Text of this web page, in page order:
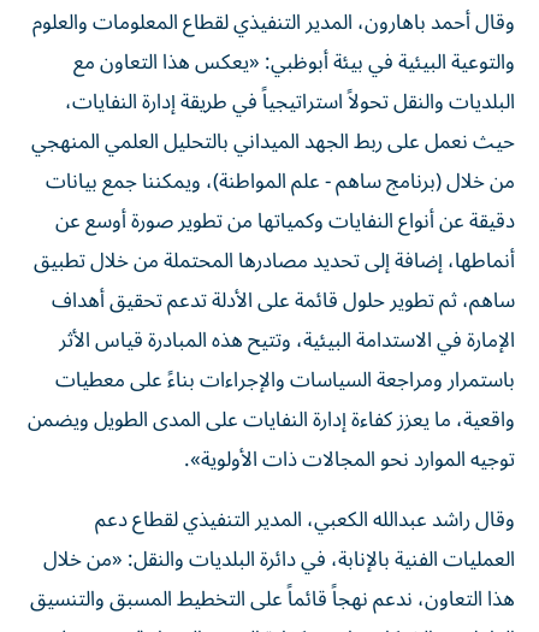
وقال أحمد باهارون، المدير التنفيذي لقطاع المعلومات والعلوم
والتوعية البيئية في بيئة أبوظبي: «يعكس هذا التعاون مع
البلديات والنقل تحولاً استراتيجياً في طريقة إدارة النفايات،
حيث نعمل على ربط الجهد الميداني بالتحليل العلمي المنهجي
من خلال (برنامج ساهم - علم المواطنة)، ويمكننا جمع بيانات
دقيقة عن أنواع النفايات وكمياتها من تطوير صورة أوسع عن
أنماطها، إضافة إلى تحديد مصادرها المحتملة من خلال تطبيق
ساهم، ثم تطوير حلول قائمة على الأدلة تدعم تحقيق أهداف
الإمارة في الاستدامة البيئية، وتتيح هذه المبادرة قياس الأثر
باستمرار ومراجعة السياسات والإجراءات بناءً على معطيات
واقعية، ما يعزز كفاءة إدارة النفايات على المدى الطويل ويضمن
توجيه الموارد نحو المجالات ذات الأولوية».
وقال راشد عبدالله الكعبي، المدير التنفيذي لقطاع دعم
العمليات الفنية بالإنابة، في دائرة البلديات والنقل: «من خلال
هذا التعاون، ندعم نهجاً قائماً على التخطيط المسبق والتنسيق